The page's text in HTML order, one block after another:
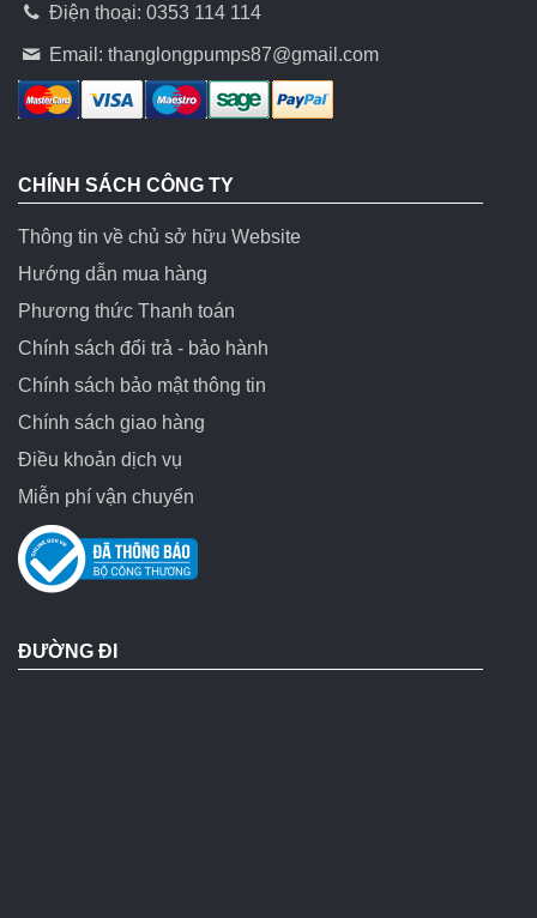
Điện thoại: 0353 114 114
Email:thanglongpumps87@gmail.com
CHÍNH SÁCH CÔNG TY
Thông tin về chủ sở hữu Website
Hướng dẫn mua hàng
Phương thức Thanh toán
Chính sách đổi trả - bảo hành
Chính sách bảo mật thông tin
Chính sách giao hàng
Điều khoản dịch vụ
Miễn phí vận chuyển
ĐƯỜNG ĐI